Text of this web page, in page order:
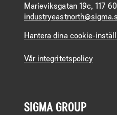
Marieviksgatan 19c, 117
Hantera dina cookie-
Vår integritetspolicy
SIGMA GROUP